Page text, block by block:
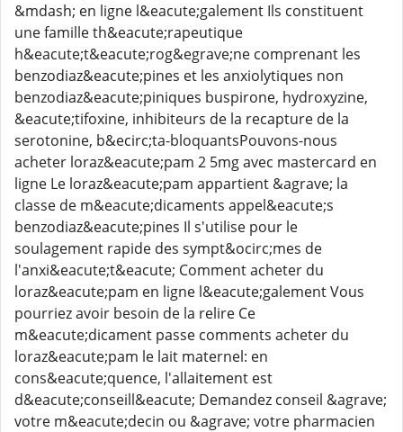
&mdash; en ligne l&eacute;galement Ils constituent
une famille th&eacute;rapeutique
h&eacute;t&eacute;rog&egrave;ne comprenant les
benzodiaz&eacute;pines et les anxiolytiques non
benzodiaz&eacute;piniques buspirone, hydroxyzine,
&eacute;tifoxine, inhibiteurs de la recapture de la
serotonine, b&ecirc;ta-bloquantsPouvons-nous
acheter loraz&eacute;pam 2 5mg avec mastercard en
ligne Le loraz&eacute;pam appartient &agrave; la
classe de m&eacute;dicaments appel&eacute;s
benzodiaz&eacute;pines Il s'utilise pour le
soulagement rapide des sympt&ocirc;mes de
l'anxi&eacute;t&eacute; Comment acheter du
loraz&eacute;pam en ligne l&eacute;galement Vous
pourriez avoir besoin de la relire Ce
m&eacute;dicament passe comments acheter du
loraz&eacute;pam le lait maternel: en
cons&eacute;quence, l'allaitement est
d&eacute;conseill&eacute; Demandez conseil &agrave;
votre m&eacute;decin ou &agrave; votre pharmacien